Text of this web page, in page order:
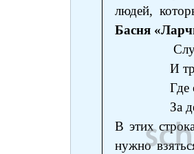
людей,
Басня
И труд и
Где
За дело
В этих
нужно